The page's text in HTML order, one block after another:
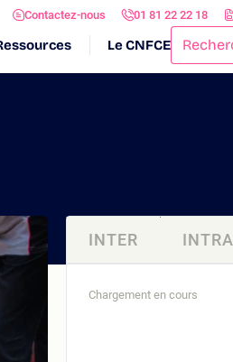
Contactez-nous 01 81 22 22 18
Le CNFCE
INTER INTRA